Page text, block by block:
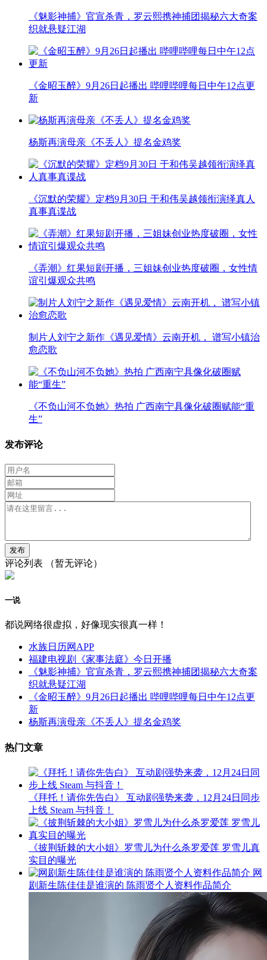
《魅影神捕》官宣杀青，罗云熙携神捕团揭秘六大奇案
织就悬疑江湖
《金昭玉醉》9月26日起播出 哔哩哔哩每日中午12点更
新
杨斯再演母亲《不丢人》提名金鸡奖
《沉默的荣耀》定档9月30日 于和伟吴越领衔演绎真人
真事真谍战
《弄潮》红果短剧开播，三姐妹创业热度破圈，女性情
谊引爆观众共鸣
制片人刘宁之新作《遇见爱情》云南开机， 谱写小镇治
愈恋歌
《不负山河不负她》热拍 广西南宁具像化破圈赋能“重
生”
发布评论
评论列表 （暂无评论）
一说
都说网络很虚拟，好像现实很真一样！
水族日历网APP
福建电视剧《家事法庭》今日开播
《魅影神捕》官宣杀青，罗云熙携神捕团揭秘六大奇案
织就悬疑江湖
《金昭玉醉》9月26日起播出 哔哩哔哩每日中午12点更
新
杨斯再演母亲《不丢人》提名金鸡奖
热门文章
《拜托！请你先告白》 互动剧强势来袭，12月24日同步
上线 Steam 与抖音！
《披荆斩棘的大小姐》罗雪儿为什么杀罗爱莲 罗雪儿真
实目的曝光
网
剧新生陈佳佳是谁演的 陈雨贤个人资料作品简介